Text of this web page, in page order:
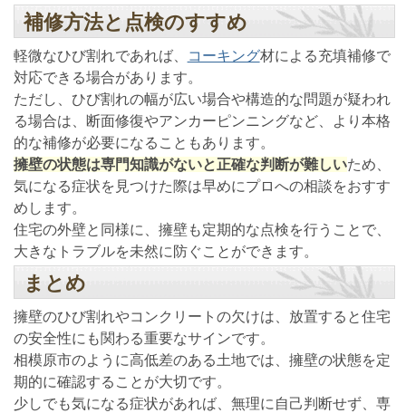
補修方法と点検のすすめ
軽微なひび割れであれば、 コーキング材による充填補修で
対応できる場合があります。
ただし、ひび割れの幅が広い場合や構造的な問題が疑われ
る場合は、断面修復やアンカーピンニングなど、より本格
的な補修が必要になることもあります。
擁壁の状態は専門知識がないと正確な判断が難しいため、
気になる症状を見つけた際は早めにプロへの相談をおすす
めします。
住宅の外壁と同様に、擁壁も定期的な点検を行うことで、
大きなトラブルを未然に防ぐことができます。
まとめ
擁壁のひび割れやコンクリートの欠けは、放置すると住宅
の安全性にも関わる重要なサインです。
相模原市のように高低差のある土地では、擁壁の状態を定
期的に確認することが大切です。
少しでも気になる症状があれば、無理に自己判断せず、専